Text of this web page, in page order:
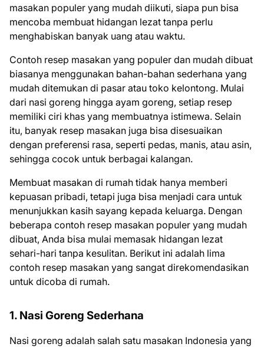
masakan populer yang mudah diikuti, siapa pun bisa
mencoba membuat hidangan lezat tanpa perlu
menghabiskan banyak uang atau waktu.
Contoh resep masakan yang populer dan mudah dibuat
biasanya menggunakan bahan-bahan sederhana yang
mudah ditemukan di pasar atau toko kelontong. Mulai
dari nasi goreng hingga ayam goreng, setiap resep
memiliki ciri khas yang membuatnya istimewa. Selain
itu, banyak resep masakan juga bisa disesuaikan
dengan preferensi rasa, seperti pedas, manis, atau asin,
sehingga cocok untuk berbagai kalangan.
Membuat masakan di rumah tidak hanya memberi
kepuasan pribadi, tetapi juga bisa menjadi cara untuk
menunjukkan kasih sayang kepada keluarga. Dengan
beberapa contoh resep masakan populer yang mudah
dibuat, Anda bisa mulai memasak hidangan lezat
sehari-hari tanpa kesulitan. Berikut ini adalah lima
contoh resep masakan yang sangat direkomendasikan
untuk dicoba di rumah.
1. Nasi Goreng Sederhana
Nasi goreng adalah salah satu masakan Indonesia yang